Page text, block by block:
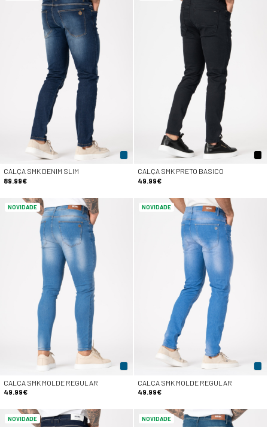
CALÇA SMK DENIM SLIM
89.99€
CALÇA SMK PRETO BASICO
49.99€
NOVIDADE
CALÇA SMK MOLDE REGULAR
49.99€
NOVIDADE
CALÇA SMK MOLDE REGULAR
49.99€
NOVIDADE NOVIDADE